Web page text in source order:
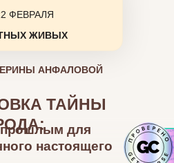
ТАЙНЫ
АНФАЛОВОЙ
прошлым для
настоящего
ФЕВРАЛЯ
ЖИВЫХ